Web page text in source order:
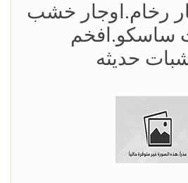
رخام.اوجار خشب
ساسكو.افخم
حديثه